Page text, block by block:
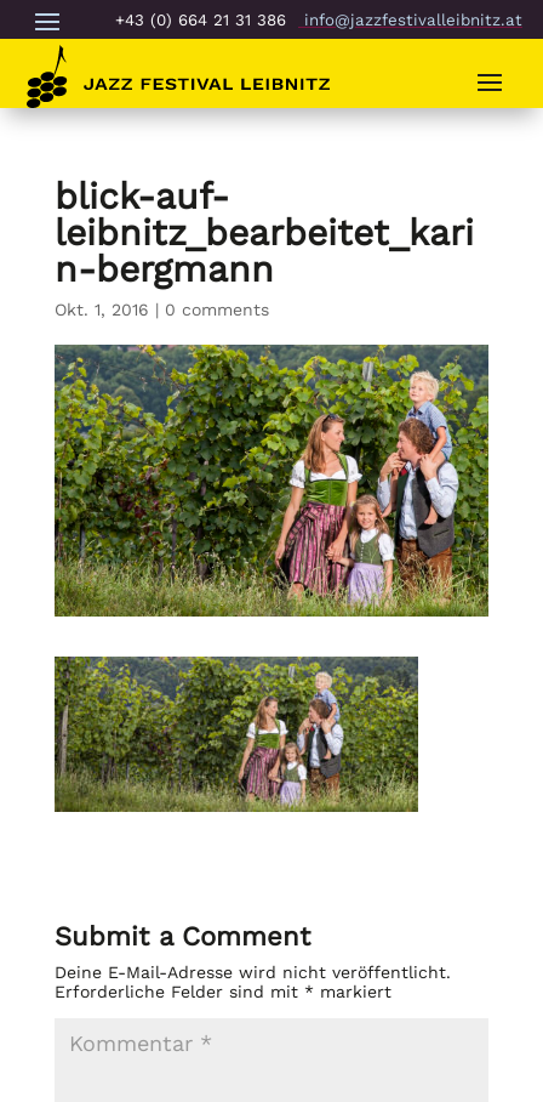
+43 (0) 664 21 31 386 info@jazzfestivalleibnitz.at
blick-auf-
leibnitz_bearbeitet_kari
n-bergmann
Okt. 1, 2016 | 0 comments
Submit a Comment
Deine E-Mail-Adresse wird nicht veröffentlicht.
Erforderliche Felder sind mit *markiert